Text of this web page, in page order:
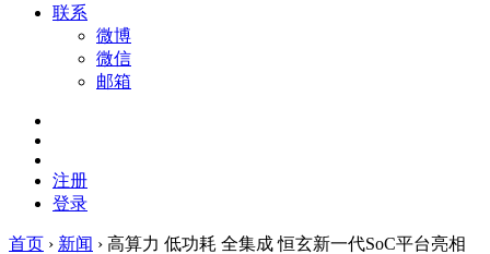
联系
微博
微信
邮箱
注册
登录
首页 › 新闻 › 高算力 低功耗 全集成 恒玄新一代SoC平台亮相